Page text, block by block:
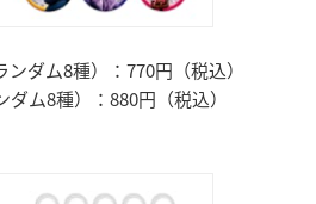
ダム8種）：770円（税込）
ム8種）：880円（税込）